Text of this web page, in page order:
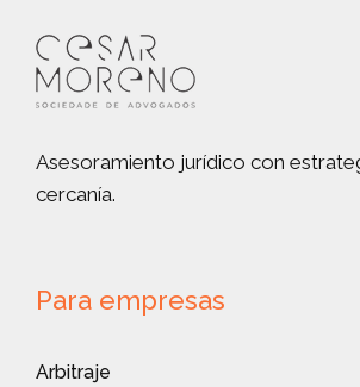
Asesoramiento jurídico con
cercanía.
Para empresas
Arbitraje